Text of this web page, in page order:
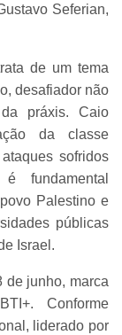
Seferian,
de um tema
desafiador não
práxis. Caio
da classe
sofridos
fundamental
Palestino e
públicas
Israel.
de junho, marca
Conforme
liderado por